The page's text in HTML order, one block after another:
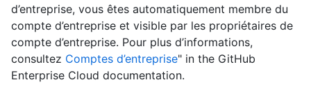
d’entreprise, vous êtes automatiquement membre du
compte d’entreprise et visible par les propriétaires de
compte d’entreprise. Pour plus d’informations,
consultez Comptes d’entreprise" in the GitHub
Enterprise Cloud documentation.